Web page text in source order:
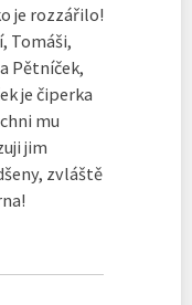
je rozzářilo!
Tomáši,
Pětníček,
je čiperka
mu
jim
zvláště